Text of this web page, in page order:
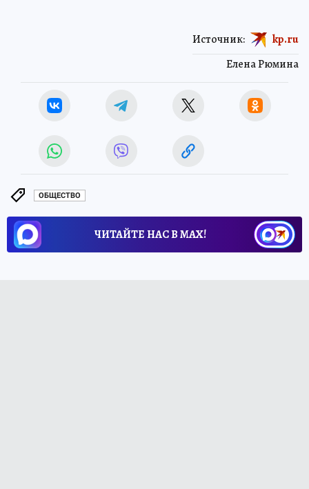
Елена Рюмина
Источник: kp.ru
ОБЩЕСТВО
ЧИТАЙТЕ НАС В МАХ!